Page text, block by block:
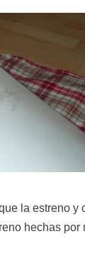
la estreno y
hechas por